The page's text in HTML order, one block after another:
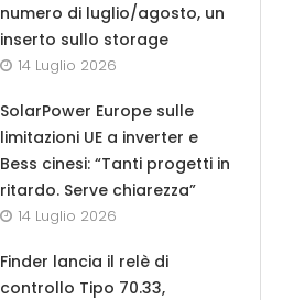
numero di luglio/agosto, un
inserto sullo storage
14 Luglio 2026
SolarPower Europe sulle
limitazioni UE a inverter e
Bess cinesi: “Tanti progetti in
ritardo. Serve chiarezza”
14 Luglio 2026
Finder lancia il relè di
controllo Tipo 70.33,